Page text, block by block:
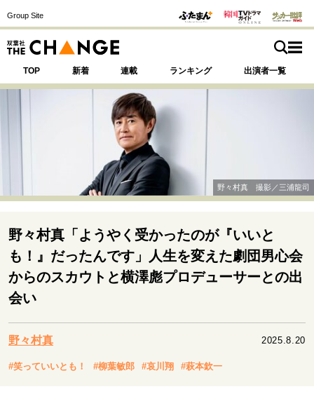
Group Site
TOP 新着 連載 ランキング 出演者一覧
注目の記事テーマで探す
運命を変えた出会い 決断の裏側
挫折からの再起
未知への挑戦
プロフェッショナルの矜持
表現者の葛藤
人生が動いた日 10代の挫折と原点
セカンドキャリアの描き方
ファーストキャリアを拓く
野々村真 撮影／三浦龍司
野々村真「ようやく受かったのが『いいと
も！』だったんです」人生を変えた劇団男心会
からのスカウトと横澤彪プロデューサーとの出
会い
野々村真 2025.8.20
#笑っていいとも！ #柳葉敏郎 #哀川翔 #萩本欽一